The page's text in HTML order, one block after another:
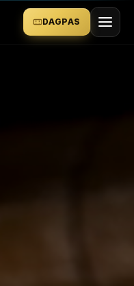
DAGPAS